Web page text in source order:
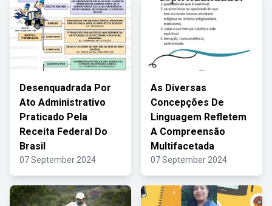
Desenquadrada Por
Ato Administrativo
Praticado Pela
Receita Federal Do
Brasil
07 September 2024
As Diversas
Concepções De
Linguagem Refletem
A Compreensão
Multifacetada
07 September 2024